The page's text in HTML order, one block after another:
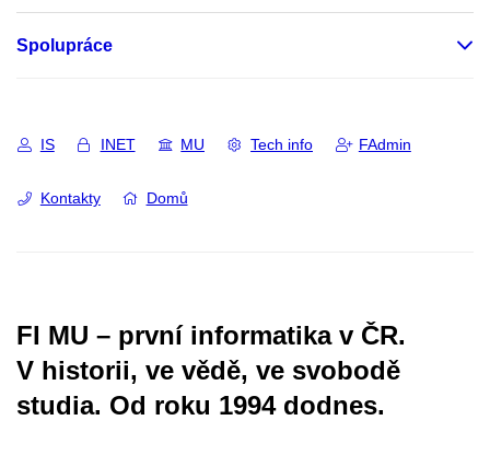
Spolupráce
IS INET MU Tech info FAdmin
Kontakty Domů
FI MU – první informatika v ČR.
V historii, ve vědě, ve svobodě
studia. Od roku 1994 dodnes.